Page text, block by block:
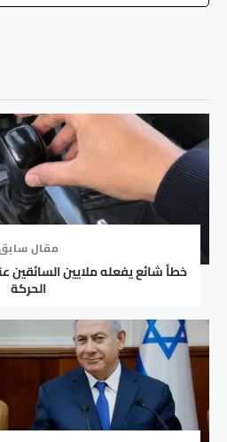
مقال
خطأ شائع يفعله ملايين السائقين
الحركة